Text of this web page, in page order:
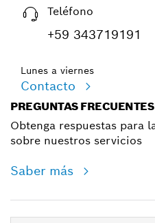
Teléfono
+59 343719191
Lunes a viernes
Contacto
PREGUNTAS FRECUENTES
Obtenga respuestas para
sobre nuestros servicios
Saber más